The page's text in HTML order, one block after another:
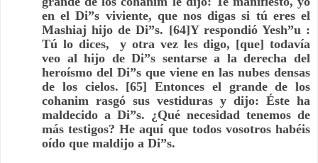
en el Di”s viviente, que nos digas si tú eres el
Mashiaj hijo de Di”s. [64]Y respondió Yesh”u :
Tú lo dices, y otra vez les digo, [que] todavía
veo al hijo de Di”s sentarse a la derecha del
heroísmo del Di”s que viene en las nubes densas
de los cielos. [65] Entonces el grande de los
cohanim rasgó sus vestiduras y dijo: Éste ha
maldecido a Di”s. ¿Qué necesidad tenemos de
más testigos? He aquí que todos vosotros habéis
oído que maldijo a Di”s.